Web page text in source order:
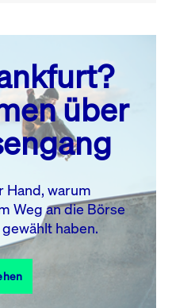
FR. SA. SO.
1
2
7 8
14
21 22
23
28
über
Hand, warum
Weg an die Börse
haben.